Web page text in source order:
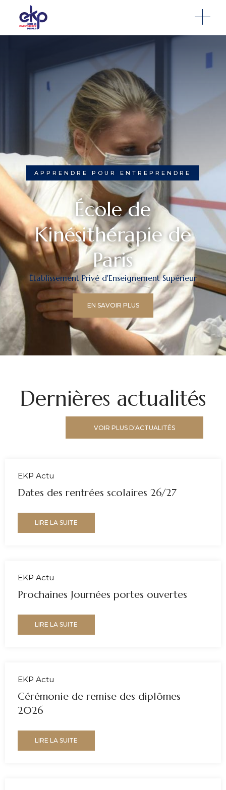
Dernière modification : 3 novembre 2025 à 05:14 pm
École de
Kinésithérapie de
Paris
APPRENDRE POUR ENTREPRENDRE
EN SAVOIR PLUS
Établissement Privé d'Enseignement Supérieur
Dernières actualités
VOIR PLUS D'ACTUALITÉS
EKP Actu
Dates des rentrées scolaires 26/27
LIRE LA SUITE
EKP Actu
Prochaines Journées portes ouvertes
LIRE LA SUITE
EKP Actu
Cérémonie de remise des diplômes
2026
LIRE LA SUITE